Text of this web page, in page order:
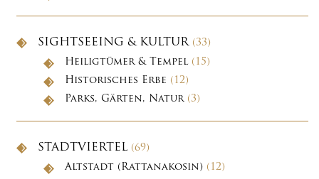
SIGHTSEEING & KULTUR(33)
Heiligtümer & Tempel (15)
Historisches Erbe (12)
Parks, Gärten, Natur(3)
STADTVIERTEL (69)
Altstadt (Rattanakosin) (12)